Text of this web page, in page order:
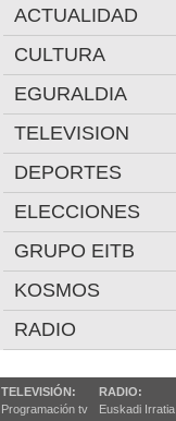
ACTUALIDAD
CULTURA
EGURALDIA
TELEVISION
DEPORTES
ELECCIONES
GRUPO EITB
KOSMOS
RADIO
TELEVISIÓN:
Programación tv
RADIO:
Euskadi Irratia